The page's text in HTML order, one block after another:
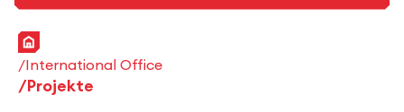
Startseite
International Office
Projekte